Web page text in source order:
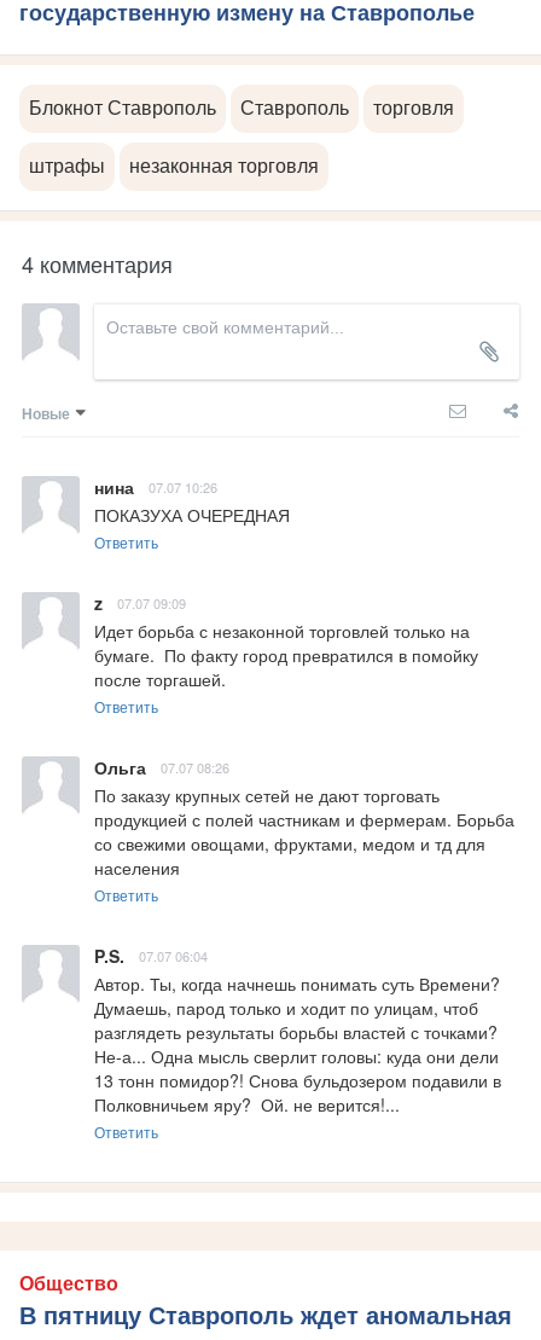
государственную измену на Ставрополье
Блокнот Ставрополь Ставрополь торговля
штрафы незаконная торговля
4 комментария
Новые
нина 07.07 10:26
ПОКАЗУХА ОЧЕРЕДНАЯ
Ответить
z 07.07 09:09
Идет борьба с незаконной торговлей только на
бумаге.  По факту город превратился в помойку
после торгашей.
Ответить
Ольга 07.07 08:26
По заказу крупных сетей не дают торговать
продукцией с полей частникам и фермерам. Борьба
со свежими овощами, фруктами, медом и тд для
населения
Ответить
P.S. 07.07 06:04
Автор. Ты, когда начнешь понимать суть Времени?
Думаешь, парод только и ходит по улицам, чтоб
разглядеть результаты борьбы властей с точками?
Не-а... Одна мысль сверлит головы: куда они дели
13 тонн помидор?! Снова бульдозером подавили в
Полковничьем яру?  Ой. не верится!...
Ответить
Общество
В пятницу Ставрополь ждет аномальная